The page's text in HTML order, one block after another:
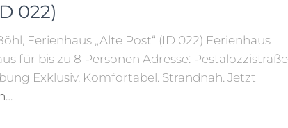
022)
Ferienhaus „Alte Post“ (ID 022) Ferienhaus
für bis zu 8 Personen Adresse: Pestalozzistraße
Exklusiv. Komfortabel. Strandnah. Jetzt